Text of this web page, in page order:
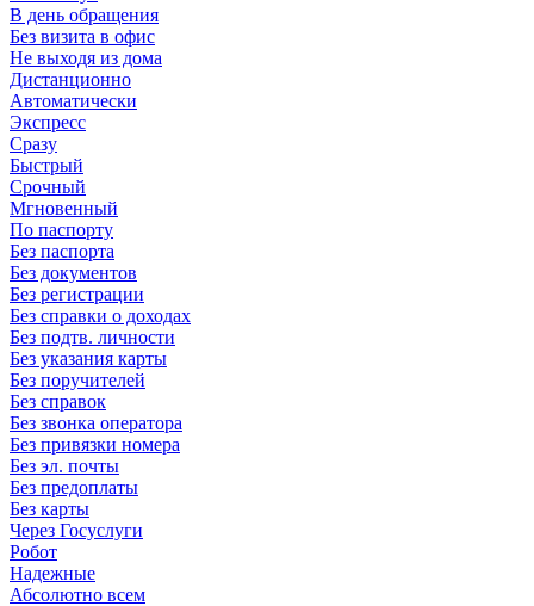
В день обращения
Без визита в офис
Не выходя из дома
Дистанционно
Автоматически
Экспресс
Сразу
Быстрый
Срочный
Мгновенный
По паспорту
Без паспорта
Без документов
Без регистрации
Без справки о доходах
Без подтв. личности
Без указания карты
Без поручителей
Без справок
Без звонка оператора
Без привязки номера
Без эл. почты
Без предоплаты
Без карты
Через Госуслуги
Робот
Надежные
Абсолютно всем